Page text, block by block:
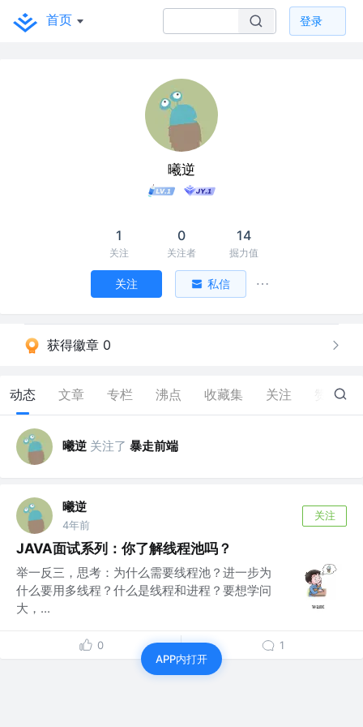
首页 登录
曦逆
1
关注
0
关注者
14
掘力值
关注 私信
获得徽章 0
动态 文章 专栏 沸点 收藏集 关注 0
曦逆 关注了 暴走前端
曦逆
4年前
关注
JAVA面试系列：你了解线程池吗？
举一反三，思考：为什么需要线程池？进一步为
什么要用多线程？什么是线程和进程？要想学问
大，...
0
1
APP内打开